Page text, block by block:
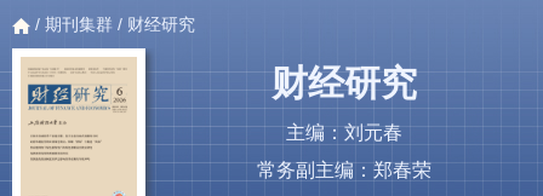
/ 期刊集群 / 财经研究
财经研究
主编：刘元春
常务副主编：郑春荣